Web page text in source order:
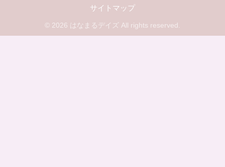
サイトマップ
© 2026 はなまるデイズ All rights reserved.